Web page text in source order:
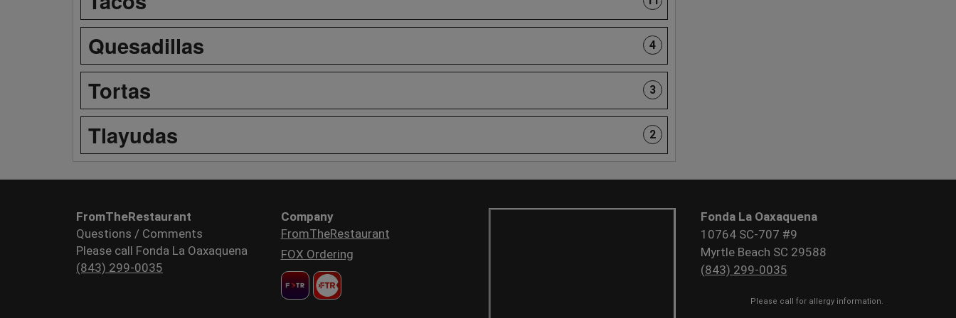
Quesadillas 4
Tortas 3
Tlayudas 2
FromTheRestaurant
Questions / Comments
Please call Fonda La Oaxaquena
(843) 299-0035
Company
FromTheRestaurant
FOX Ordering
Fonda La Oaxaquena
10764 SC-707 #9
Myrtle Beach SC 29588
(843) 299-0035
Please call for allergy information.